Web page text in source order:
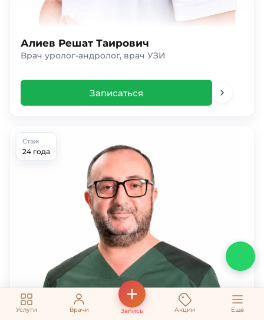
Услуги Врачи Запись Акции Ещё
Алиев Решат Таирович
Врач уролог-андролог, врач УЗИ
Записаться
Стаж
24 года